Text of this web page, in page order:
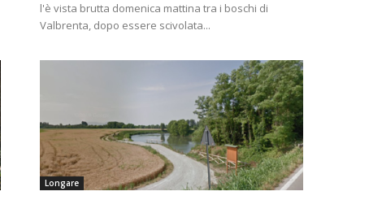
l'è vista brutta domenica mattina tra i boschi di
Valbrenta, dopo essere scivolata...
Longare